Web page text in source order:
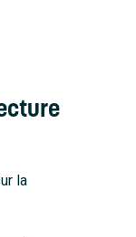
la